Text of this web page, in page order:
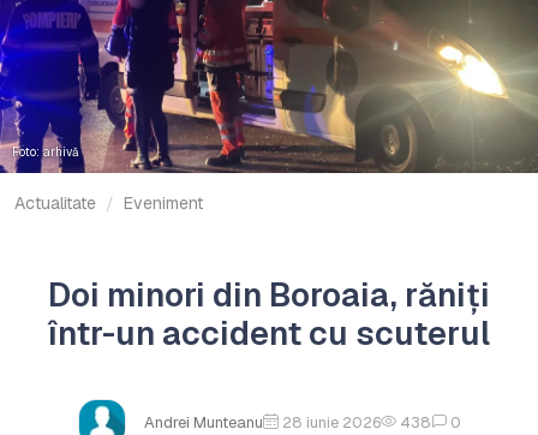
Foto: arhivă
Actualitate Eveniment
Doi minori din Boroaia, răniți
într-un accident cu scuterul
Andrei Munteanu 28 iunie 2026 438 0